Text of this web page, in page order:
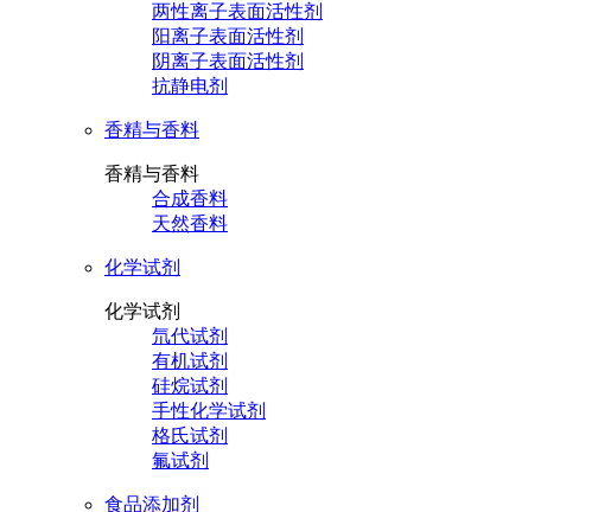
两性离子表面活性剂
阳离子表面活性剂
阴离子表面活性剂
抗静电剂
香精与香料
香精与香料
合成香料
天然香料
化学试剂
化学试剂
氘代试剂
有机试剂
硅烷试剂
手性化学试剂
格氏试剂
氟试剂
食品添加剂